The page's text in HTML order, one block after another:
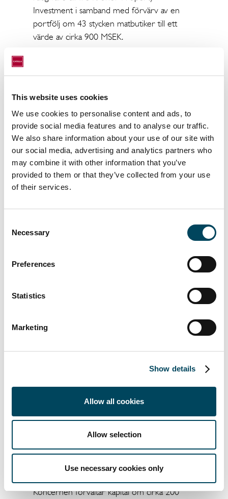
This website uses cookies
We use cookies to personalise content and ads, to
provide social media features and to analyse our traffic.
We also share information about your use of our site with
our social media, advertising and analytics partners who
may combine it with other information that you’ve
provided to them or that they’ve collected from your use
of their services.
Selection
Necessary
Preferences
Statistics
Marketing
Show details
Allow all cookies
Allow selection
Use necessary cookies only
Investment i samband med förvärv av en
portfölj om 43 stycken matbutiker till ett
värde av cirka 900 MSEK.
Corporate Finance ytterligare kompetens
inom en sektor som står inför många
möjligheter och utmaningar, säger Wilner
Anderson.
- Marknaden för handelsfastigheter
genomgår just nu ett strukturskifte med
ökande e-handel och ändrade
de senaste två åren har vi sett en omprisning
presterande sällanköpshandelsfastigheter har
investerare med god tillgång till finansiering,
kommenterar Arvid Lindqvist, analyschef
För ytterligare information, vänligen kontakta:
robert.fonovich@catella.se
Catella är en ledande specialist inom
fastighetsinvesteringar, fondförvaltning och
Koncernen förvaltar kapital om cirka 200